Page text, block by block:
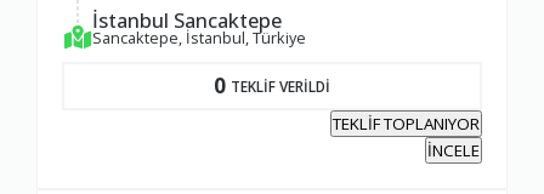
İstanbul Sancaktepe
Sancaktepe, İstanbul, Türkiye
0 TEKLİF VERİLDİ
TEKLİF TOPLANIYOR
İNCELE